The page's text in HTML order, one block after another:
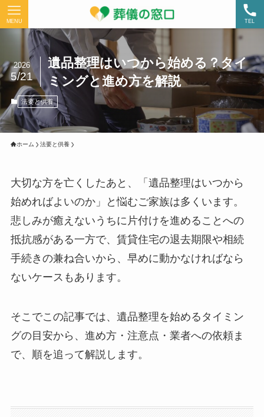
TEL
MENU
遺品整理はいつから始める？タイ
ミングと進め方を解説
2026
5/21
法要と供養
ホーム 法要と供養
大切な方を亡くしたあと、「遺品整理はいつから
始めればよいのか」と悩むご家族は多くいます。
悲しみが癒えないうちに片付けを進めることへの
抵抗感がある一方で、賃貸住宅の退去期限や相続
手続きの兼ね合いから、早めに動かなければなら
ないケースもあります。
そこでこの記事では、遺品整理を始めるタイミン
グの目安から、進め方・注意点・業者への依頼ま
で、順を追って解説します。